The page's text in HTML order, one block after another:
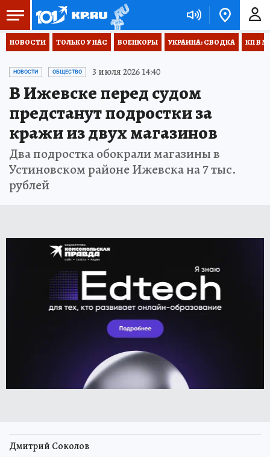
НОВОСТИ ТОЛЬКО У НАС ВОЕНКОРЫ УКРАИНА: СВОДКА КП В
НОВОСТИ ОБЩЕСТВО 3 июля 2026 14:40
В Ижевске перед судом
предстанут подростки за
кражи из двух магазинов
Два подростка обокрали магазины в
Устиновском районе Ижевска на 7 тыс.
рублей
Дмитрий Соколов